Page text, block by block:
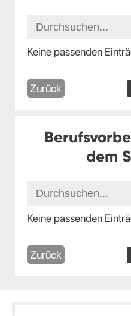
Keine passenden
Zurück
dem
Keine passenden
Zurück